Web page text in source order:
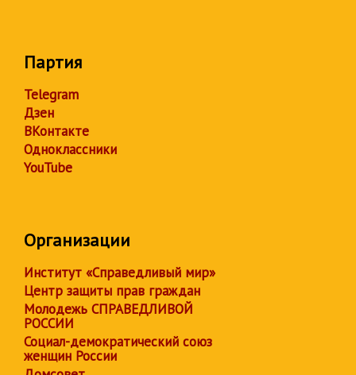
Партия
Telegram
Дзен
ВКонтакте
Одноклассники
YouTube
Организации
Институт «Справедливый мир»
Центр защиты прав граждан
Молодежь СПРАВЕДЛИВОЙ
РОССИИ
Социал-демократический союз
женщин России